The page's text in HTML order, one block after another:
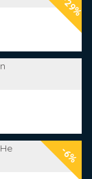
-29%
-6%